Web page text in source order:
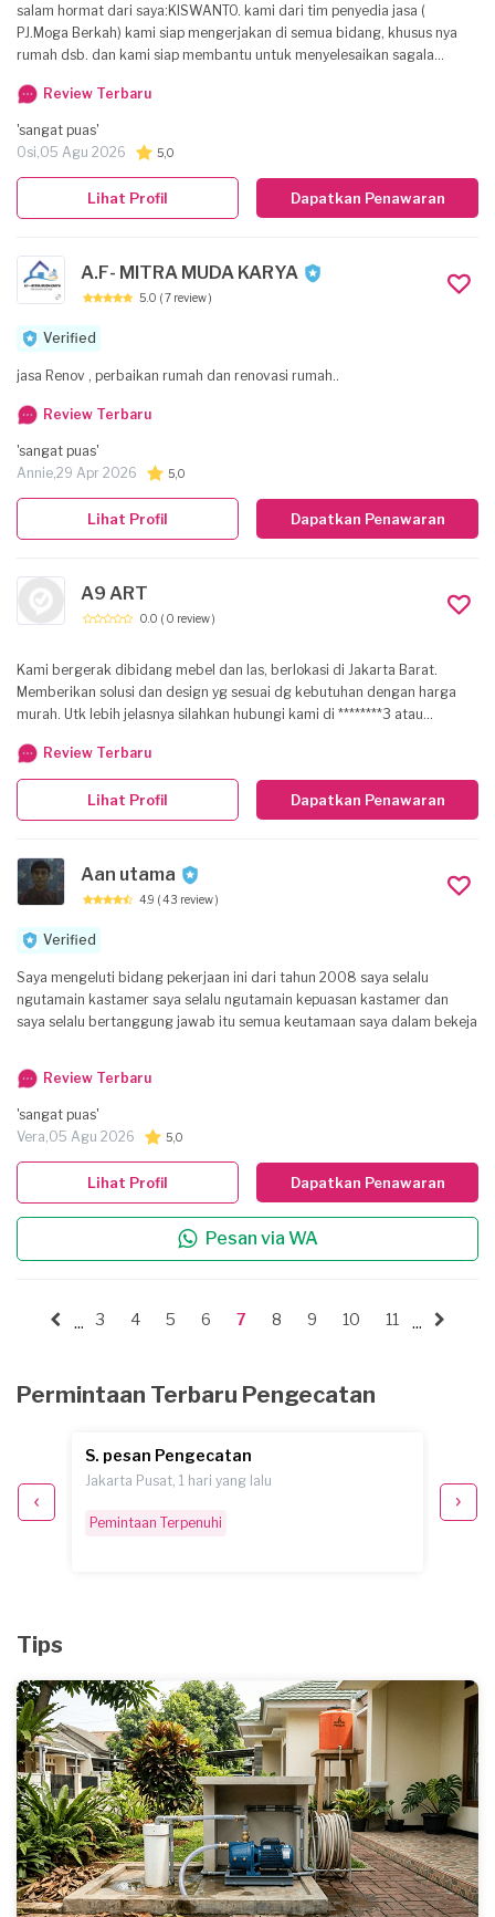
salam hormat dari saya:KISWANTO. kami dari tim penyedia jasa (
PJ.Moga Berkah) kami siap mengerjakan di semua bidang, khusus nya
rumah dsb. dan kami siap membantu untuk menyelesaikan sagala
mewujudkan/ mengrjakan rumah dari awal/baru yang bapak/ibu
inginkan. hingga ke tahap interior&exterior. kami sudah cukup lama
mengerjakan di segala bidang, dan tentunya kami bertanggung jawab
bergaransi batas garansi 3 bulan atau hingga batas waktu yang telah
disepakati bersama. dimulai dari pekerjaan dinyatakan selesai 100%
saya:KISWANTO. (PJ.Moga Berkah)
Review Terbaru
'sangat puas'
Osi,05 Agu 2026 5,0
Dapatkan Penawaran
Lihat Profil
A.F- MITRA MUDA KARYA
5.0 ( 7 review )
Verified
jasa Renov , perbaikan rumah dan renovasi rumah..
Review Terbaru
'sangat puas'
Annie,29 Apr 2026 5,0
Dapatkan Penawaran
Lihat Profil
A9 ART
0.0 ( 0 review )
Kami bergerak dibidang mebel dan las, berlokasi di Jakarta Barat.
Memberikan solusi dan design yg sesuai dg kebutuhan dengan harga
murah. Utk lebih jelasnya silahkan hubungi kami di ********3 atau
Review Terbaru
Dapatkan Penawaran
Lihat Profil
Aan utama
4.9 ( 43 review )
Verified
Saya mengeluti bidang pekerjaan ini dari tahun 2008 saya selalu
ngutamain kastamer saya selalu ngutamain kepuasan kastamer dan
saya selalu bertanggung jawab itu semua keutamaan saya dalam bekeja
Review Terbaru
'sangat puas'
Vera,05 Agu 2026 5,0
Dapatkan Penawaran
Pesan via WA
Lihat Profil
... 3 4 5 6 7 8 9 10 11 ...
Permintaan Terbaru Pengecatan
S. pesan Pengecatan
Jakarta Pusat, 1 hari yang lalu
Pemintaan Terpenuhi
Tips